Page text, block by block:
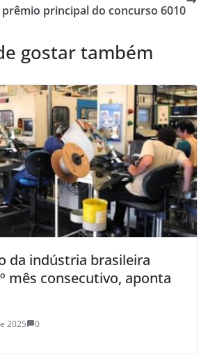
principal do concurso 6010
gostar também
da indústria brasileira
mês consecutivo, aponta
2025 0